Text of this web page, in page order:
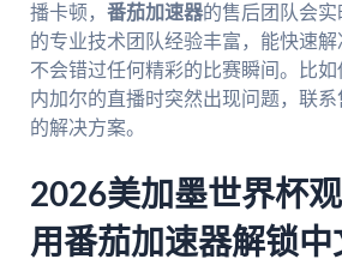
播卡顿， 番茄加速器的售后团队会实
的专业技术团队经验丰富，能快速
不会错过任何精彩的比赛瞬间。比如
内加尔的直播时突然出现问题，联
的解决方案。
2026美加墨世界杯观
用番茄加速器解锁中